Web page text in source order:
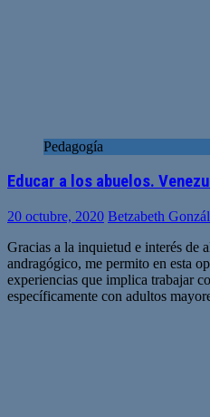
Pedagogía
Educar a los abuelos.
20 octubre, 2020 Betzabeth
Gracias a la inquietud e interés de
andragógico, me permito en esta
experiencias que implica trabajar
específicamente con adultos